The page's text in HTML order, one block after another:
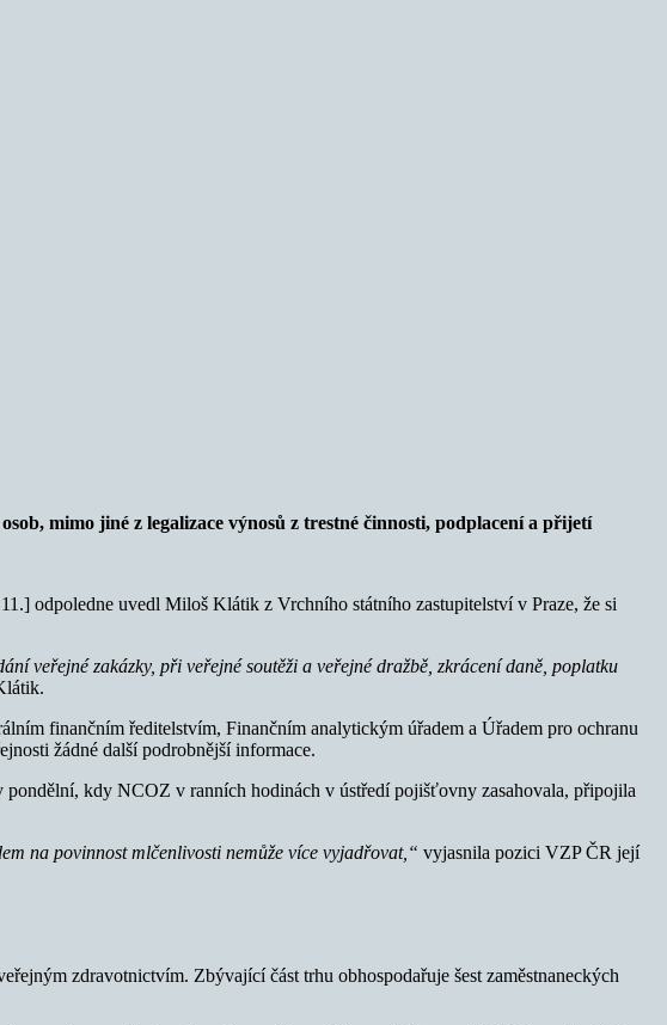
mimo jiné z legalizace výnosů z trestné činnosti, podplacení a přijetí
odpoledne uvedl Miloš Klátik z Vrchního státního zastupitelství v Praze, že si
veřejné zakázky, při veřejné soutěži a veřejné dražbě, zkrácení daně, poplatku
finančním ředitelstvím, Finančním analytickým úřadem a Úřadem pro ochranu
žádné další podrobnější informace.
kdy NCOZ v ranních hodinách v ústředí pojišťovny zasahovala, připojila
na povinnost mlčenlivosti nemůže více vyjadřovat,“ vyjasnila pozici VZP ČR její
zdravotnictvím. Zbývající část trhu obhospodařuje šest zaměstnaneckých